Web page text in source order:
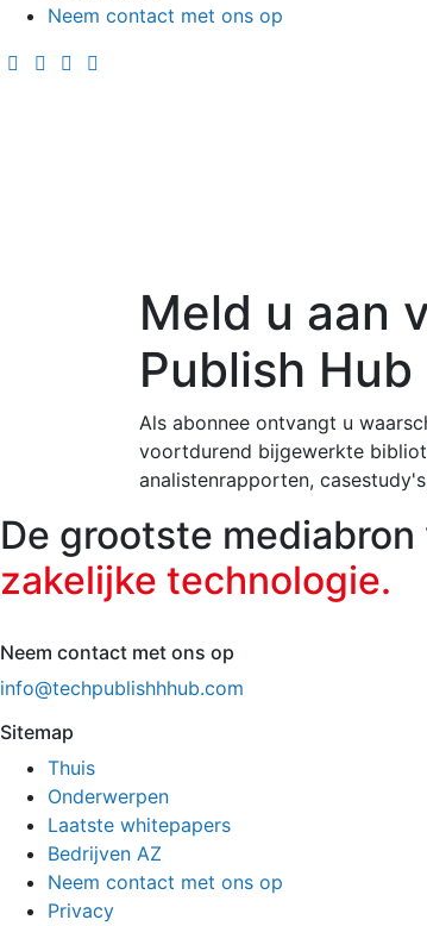
Neem contact met ons op
Meld u aan
Publish Hub
Als abonnee ontvangt u
voortdurend bijgewerkte
analistenrapporten,
De grootste mediabron
zakelijke technologie.
Neem contact met ons op
info@techpublishhhub.com
Sitemap
Thuis
Onderwerpen
Laatste whitepapers
Bedrijven AZ
Neem contact met ons op
Privacy